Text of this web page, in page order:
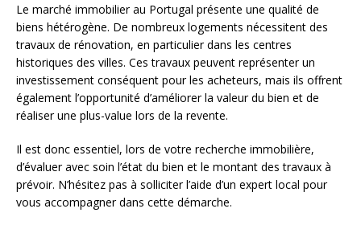
Le marché immobilier au Portugal présente une qualité de
biens hétérogène. De nombreux logements nécessitent des
travaux de rénovation, en particulier dans les centres
historiques des villes. Ces travaux peuvent représenter un
investissement conséquent pour les acheteurs, mais ils offrent
également l’opportunité d’améliorer la valeur du bien et de
réaliser une plus-value lors de la revente.
Il est donc essentiel, lors de votre recherche immobilière,
d’évaluer avec soin l’état du bien et le montant des travaux à
prévoir. N’hésitez pas à solliciter l’aide d’un expert local pour
vous accompagner dans cette démarche.